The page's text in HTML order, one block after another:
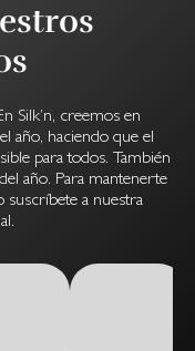
Silk’n, creemos en
año, haciendo que el
para todos. También
año. Para mantenerte
suscríbete a nuestra